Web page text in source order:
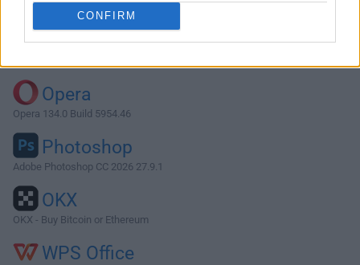
CONFIRM
¿Por qué se publica esta aplicación en FileHorse? (
información
Opera
Opera 134.0 Build 5954.46
Photoshop
Adobe Photoshop CC 2026 27.9.1
OKX
OKX - Buy Bitcoin or Ethereum
WPS Office